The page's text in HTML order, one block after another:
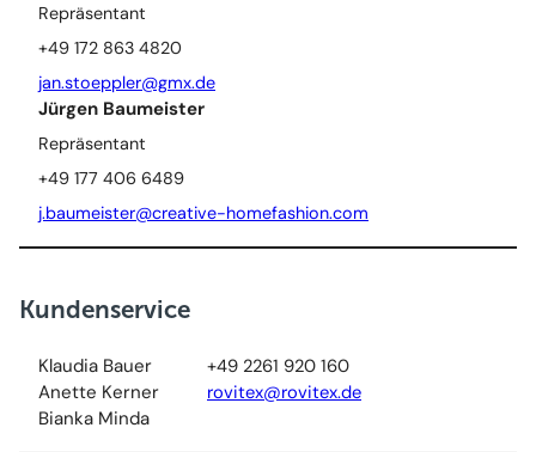
Repräsentant
+49 172 863 4820
jan.stoeppler@gmx.de
Jürgen Baumeister
Repräsentant
+49 177 406 6489
j.baumeister@creative-homefashion.com
Kundenservice
Klaudia Bauer
Anette Kerner
Bianka Minda
+49 2261 920 160
rovitex@rovitex.de